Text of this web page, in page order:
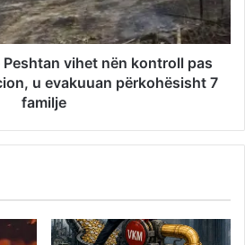
Peshtan vihet nën kontroll pas
u evakuuan përkohësisht 7
familje